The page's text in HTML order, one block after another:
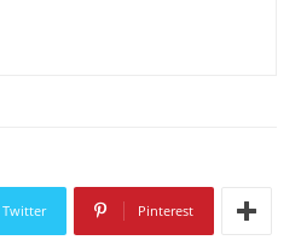
Twitter Pinterest